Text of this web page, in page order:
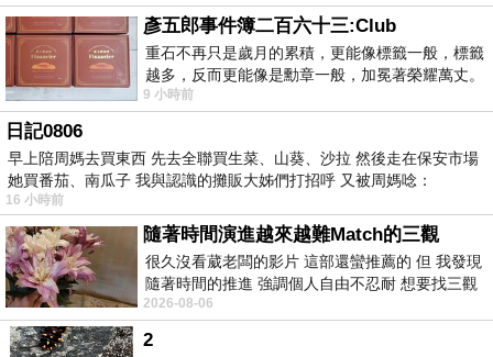
彥五郎事件簿二百六十三:Club
重石不再只是歲月的累積，更能像標籤一般，標籤
越多，反而更能像是勳章一般，加冕著榮耀萬丈。
習慣一如縱容，成了再難輕輕放下的罪證
9 小時前
日記0806
早上陪周媽去買東西 先去全聯買生菜、山葵、沙拉 然後走在保安市場
她買番茄、南瓜子 我與認識的攤販大姊們打招呼 又被周媽唸：
16 小時前
隨著時間演進越來越難Match的三觀
很久沒看葳老闆的影片 這部還蠻推薦的 但 我發現
隨著時間的推進 強調個人自由不忍耐 想要找三觀
接近的不要說對象 連朋友都超
2026-08-06
2